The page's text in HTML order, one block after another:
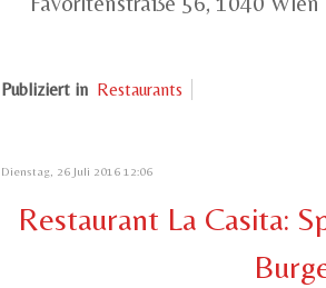
Publiziert in Restaurants
Dienstag, 26 Juli 2016 12:06
Restaurant La Casita: